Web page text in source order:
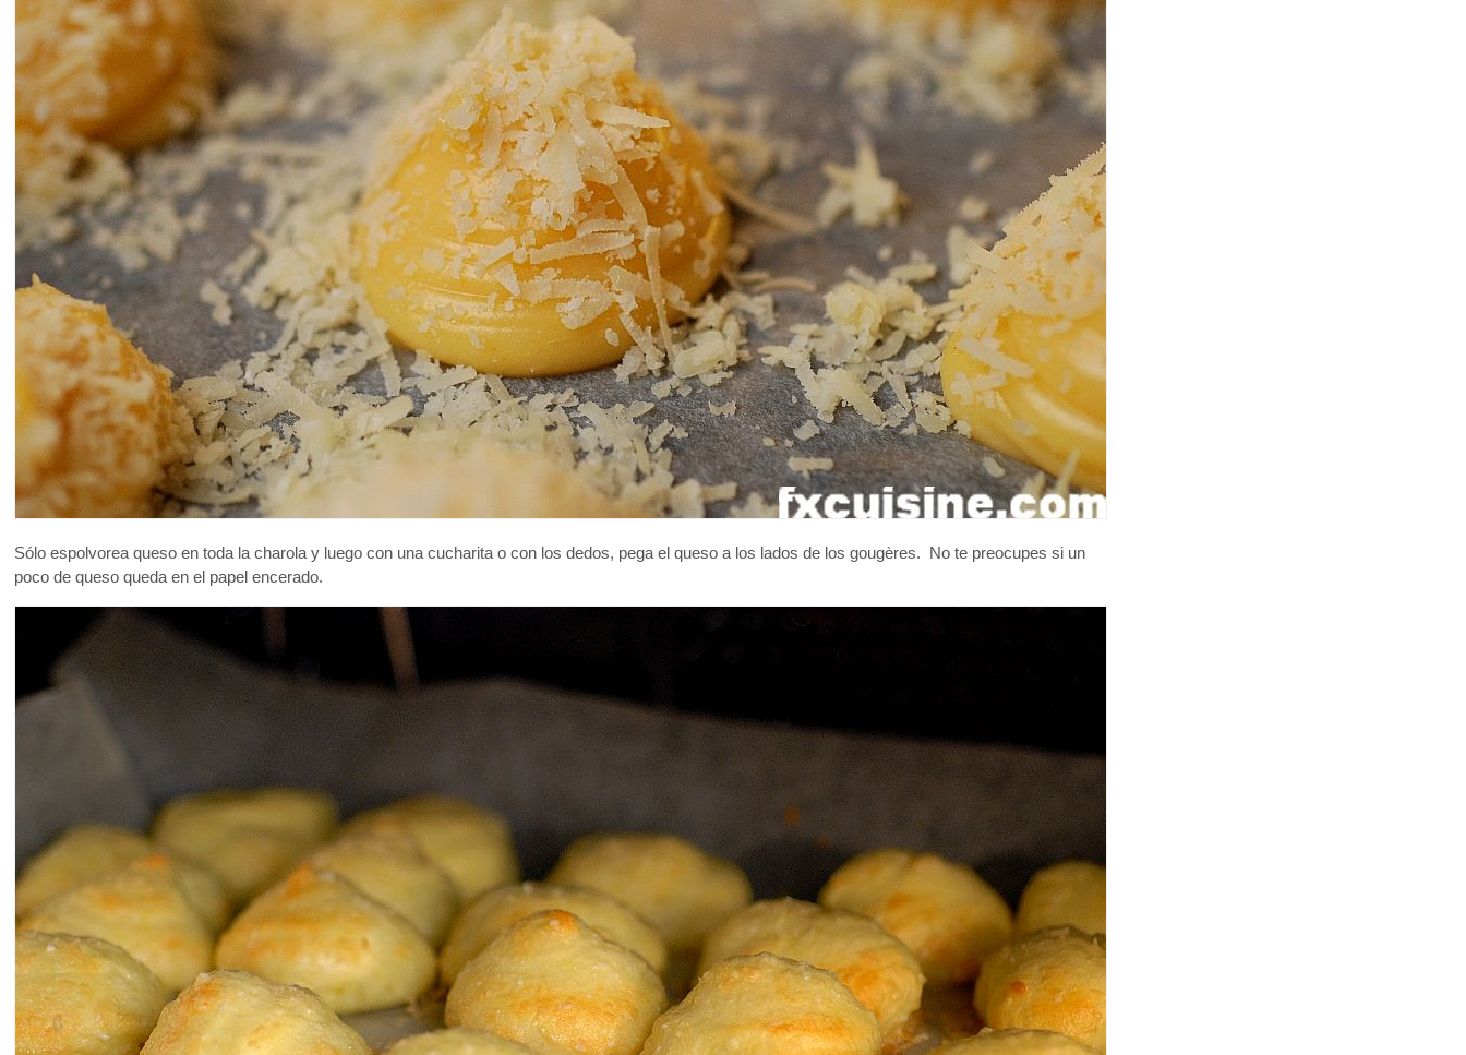
Sólo espolvorea queso en toda la charola y luego con una cucharita o con los dedos, pega el queso a los lados de los gougères. No te preocupes si un
poco de queso queda en el papel encerado.